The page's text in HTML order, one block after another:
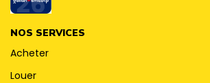
NOS SERVICES
Acheter
Louer